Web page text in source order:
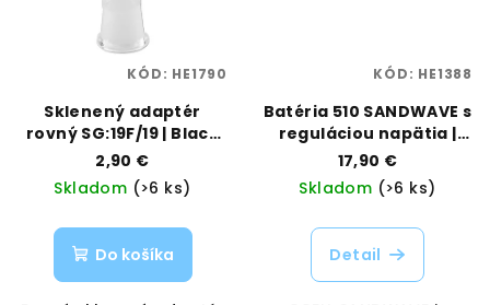
Sklenený adaptér
rovný SG:19F/19 | Black
Leaf | Vaporama
2,90 €
Skladom (>6 ks)
Do košíka
KÓD: HE1790
Batéria 510 SANDWAVE s
reguláciou napätia |
CCELL | Vaporama
17,90 €
Skladom (>6 ks)
Detail
KÓD: HE1388